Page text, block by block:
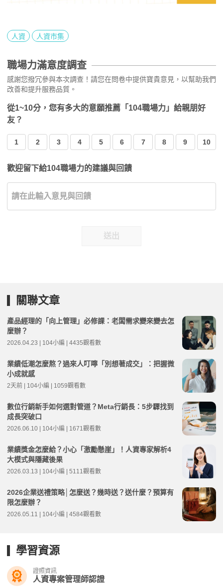
人資 人資市集
職場力滿意度調查
感謝您撥冗參與本次調查！請您在問卷中提供寶貴意見，以幫助我們
改善和提升服務品質。
從1~10分，您有多大的意願推薦「104職場力」給親朋好
友？
1 2 3 4 5 6 7 8 9 10
歡迎留下給104職場力的建議與回饋
送出
關聯文章
產品經理的「向上管理」必修課：老闆需求變來變去怎
麼辦？
2026.04.23 | 104小編 | 4435觀看數
業績低潮怎麼熬？過來人叮嚀「別想著成交」：把握微
小成就感
2天前 | 104小編 | 1059觀看數
數位行銷新手如何選對管道？Meta行銷長：5步驟找到
成長突破口
2026.06.10 | 104小編 | 1671觀看數
業績獎金怎麼給？小心「激勵懸崖」！人資專家解析4
大模式與隱藏後果
2026.03.13 | 104小編 | 5111觀看數
2026企業送禮策略│怎麼送？幾時送？送什麼？預算有
限怎麼辦？
2026.05.11 | 104小編 | 4584觀看數
學習資源
證照資訊
人資專案管理師認證